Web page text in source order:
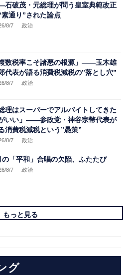
破茂・元総理が問う皇室典範改正
素通り”された論点
8/7 .政治
複数税率こそ諸悪の根源」――玉木雄
代表が語る消費税減税の”落とし穴”
8/7 .政治
総理はスーパーでアルバイトしてきた
いい」――参政党・神谷宗幣代表が
消費税減税という”愚策”
8/7 .政治
の「平和」合唱の欠陥、ふたたび
8/7 .政治
もっと見る
グ